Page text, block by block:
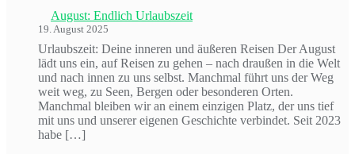
August: Endlich Urlaubszeit
19. August 2025
Urlaubszeit: Deine inneren und äußeren Reisen Der August
lädt uns ein, auf Reisen zu gehen – nach draußen in die Welt
und nach innen zu uns selbst. Manchmal führt uns der Weg
weit weg, zu Seen, Bergen oder besonderen Orten.
Manchmal bleiben wir an einem einzigen Platz, der uns tief
mit uns und unserer eigenen Geschichte verbindet. Seit 2023
habe […]